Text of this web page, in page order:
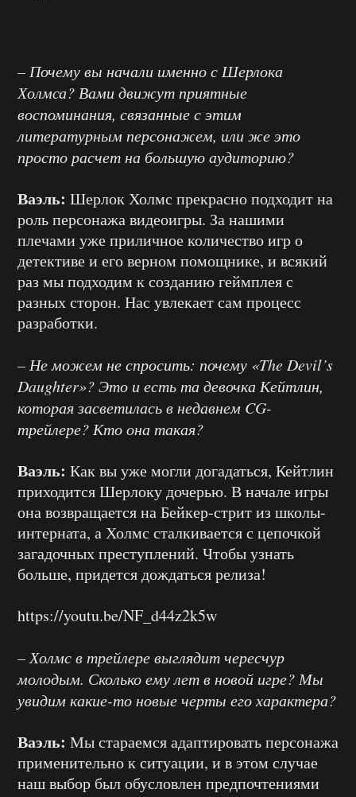
– Почему вы начали именно с Шерлока
Холмса? Вами движут приятные
воспоминания, связанные с этим
литературным персонажем, или же это
просто расчет на большую аудиторию?
Ваэль: Шерлок Холмс прекрасно подходит на
роль персонажа видеоигры. За нашими
плечами уже приличное количество игр о
детективе и его верном помощнике, и всякий
раз мы подходим к созданию геймплея с
разных сторон. Нас увлекает сам процесс
разработки.
– Не можем не спросить: почему «The Devil’s
Daughter»? Это и есть та девочка Кейтлин,
которая засветилась в недавнем CG-
трейлере? Кто она такая?
Ваэль: Как вы уже могли догадаться, Кейтлин
приходится Шерлоку дочерью. В начале игры
она возвращается на Бейкер-стрит из школы-
интерната, а Холмс сталкивается с цепочкой
загадочных преступлений. Чтобы узнать
больше, придется дождаться релиза!
https://youtu.be/NF_d44z2k5w
– Холмс в трейлере выглядит чересчур
молодым. Сколько ему лет в новой игре? Мы
увидим какие-то новые черты его характера?
Ваэль: Мы стараемся адаптировать персонажа
применительно к ситуации, и в этом случае
наш выбор был обусловлен предпочтениями